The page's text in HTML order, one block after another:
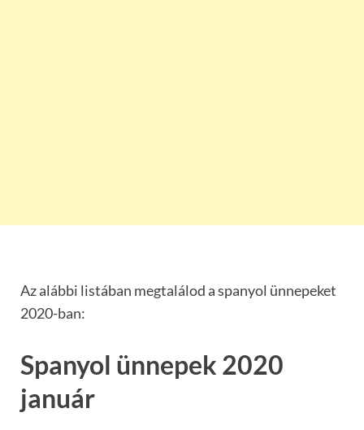
Az alábbi listában megtalálod a spanyol ünnepeket
2020-ban:
Spanyol ünnepek 2020
január